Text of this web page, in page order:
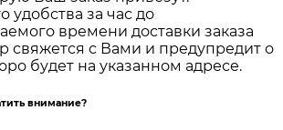
удобства за час до
времени доставки заказа
свяжется с Вами и предупредит о
будет на указанном адресе.
внимание?